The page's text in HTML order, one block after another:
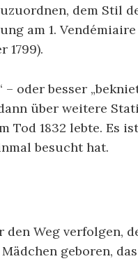
dem Stil
am 1. Vendémiaire
1799).
oder besser
über weitere
Tod 1832 lebte. Es
besucht hat.
Weg verfolgen,
geboren,